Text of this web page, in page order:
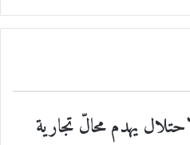
يهدم محالّ تجارية